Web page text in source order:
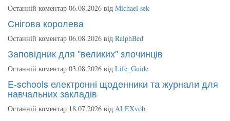
Останній коментар 06.08.2026 від Michael sek
Снігова королева
Останній коментар 06.08.2026 від RalphBed
Заповідник для "великих" злочинців
Останній коментар 03.08.2026 від Life_Guide
E-schools електронні щоденники та журнали для
навчальних закладів
Останній коментар 18.07.2026 від ALEXvob